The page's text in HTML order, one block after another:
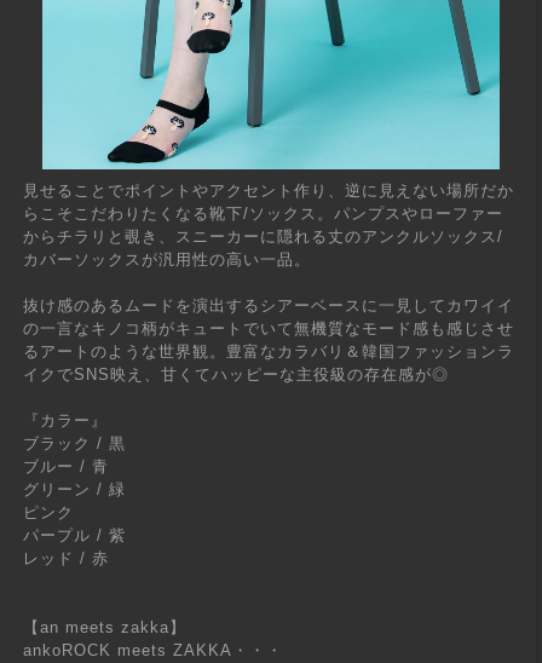
見せることでポイントやアクセント作り、逆に見えない場所だか
らこそこだわりたくなる靴下/ソックス。パンプスやローファー
からチラリと覗き、スニーカーに隠れる丈のアンクルソックス/
カバーソックスが汎用性の高い一品。
抜け感のあるムードを演出するシアーベースに一見してカワイイ
の一言なキノコ柄がキュートでいて無機質なモード感も感じさせ
るアートのような世界観。豊富なカラバリ＆韓国ファッションラ
イクでSNS映え、甘くてハッピーな主役級の存在感が◎
『カラー』
ブラック / 黒
ブルー / 青
グリーン / 緑
ピンク
パープル / 紫
レッド / 赤
【an meets zakka】
ankoROCK meets ZAKKA・・・